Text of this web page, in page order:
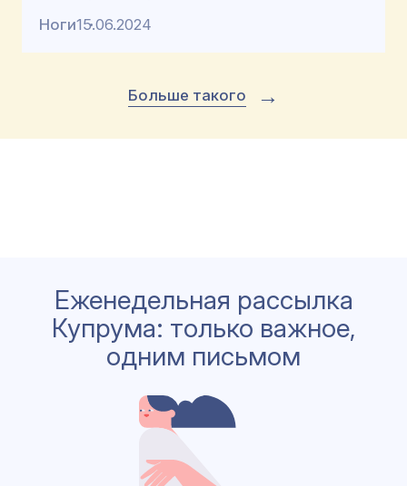
Ноги15.06.2024
Больше такого →
Еженедельная рассылка
Купрума: только важное,
одним письмом